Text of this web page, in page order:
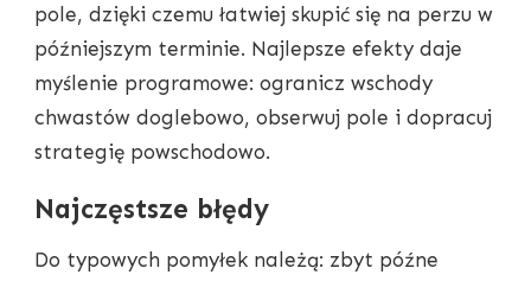
pole, dzięki czemu łatwiej skupić się na perzu w
późniejszym terminie. Najlepsze efekty daje
myślenie programowe: ogranicz wschody
chwastów doglebowo, obserwuj pole i dopracuj
strategię powschodowo.
Najczęstsze błędy
Do typowych pomyłek należą: zbyt późne